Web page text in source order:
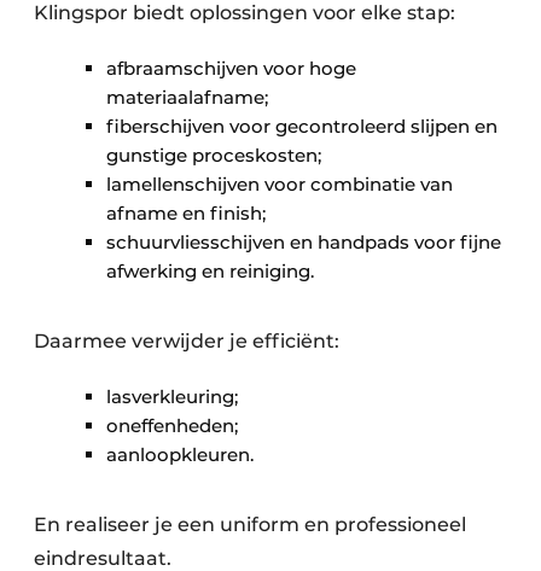
Klingspor biedt oplossingen voor elke stap:
afbraamschijven voor hoge
materiaalafname;
fiberschijven voor gecontroleerd slijpen en
gunstige proceskosten;
lamellenschijven voor combinatie van
afname en finish;
schuurvliesschijven en handpads voor fijne
afwerking en reiniging.
Daarmee verwijder je efficiënt:
lasverkleuring;
oneffenheden;
aanloopkleuren.
En realiseer je een uniform en professioneel
eindresultaat.